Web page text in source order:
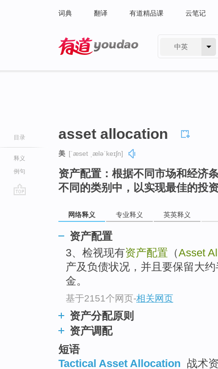
词典 翻译 有道精品课 云笔记
中英
目录
释义
例句
asset allocation
美 [ˈæset ˌæləˈkeɪʃn]
资产配置：根据不同市场和经济
不同的类别中，以实现最佳的投
网络释义 专业释义 英英释义
资产配置
3、检视现有资产配置 （Asset
产及负债状况，并且要保留大
金。
基于2151个网页-相关网页
资产分配原则
资产调配
短语
Tactical Asset Allocation 战术